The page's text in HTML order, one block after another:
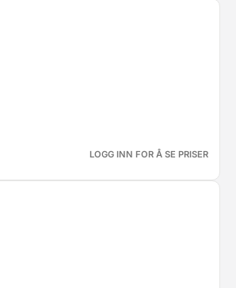
LOGG INN FOR Å SE PRISER